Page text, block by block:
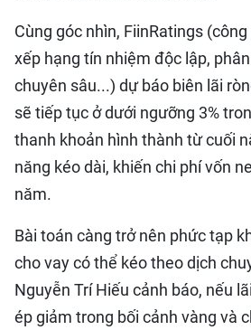
Cùng góc nhìn, FiinRatings
xếp hạng tín nhiệm độc lập,
chuyên sâu...) dự báo biên lãi
sẽ tiếp tục ở dưới ngưỡng 3%
thanh khoản hình thành từ cuối
năng kéo dài, khiến chi phí vốn
năm.
Bài toán càng trở nên phức tạp
cho vay có thể kéo theo dịch
Nguyễn Trí Hiếu cảnh báo, nếu
ép giảm trong bối cảnh vàng và